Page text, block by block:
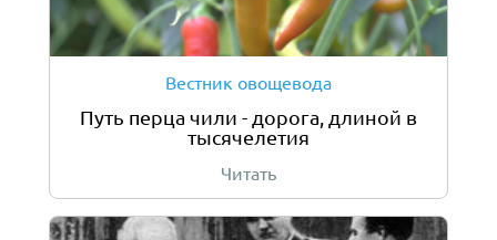
Вестник овощевода
Путь перца чили - дорога, длиной в
тысячелетия
Читать